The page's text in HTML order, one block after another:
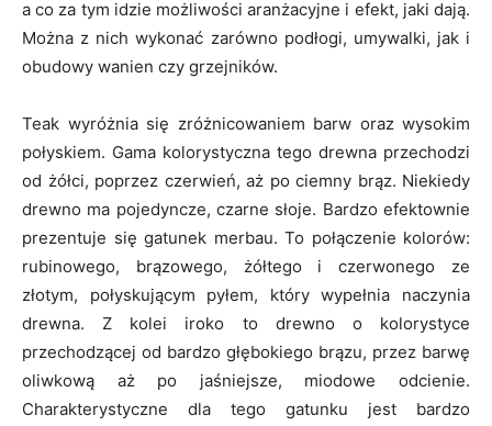
a co za tym idzie możliwości aranżacyjne i efekt, jaki dają.
Można z nich wykonać zarówno podłogi, umywalki, jak i
obudowy wanien czy grzejników.
Teak wyróżnia się zróżnicowaniem barw oraz wysokim
połyskiem. Gama kolorystyczna tego drewna przechodzi
od żółci, poprzez czerwień, aż po ciemny brąz. Niekiedy
drewno ma pojedyncze, czarne słoje. Bardzo efektownie
prezentuje się gatunek merbau. To połączenie kolorów:
rubinowego, brązowego, żółtego i czerwonego ze
złotym, połyskującym pyłem, który wypełnia naczynia
drewna. Z kolei iroko to drewno o kolorystyce
przechodzącej od bardzo głębokiego brązu, przez barwę
oliwkową aż po jaśniejsze, miodowe odcienie.
Charakterystyczne dla tego gatunku jest bardzo